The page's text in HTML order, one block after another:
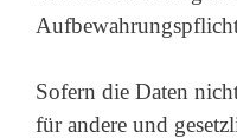
Sofern die Daten
für andere und